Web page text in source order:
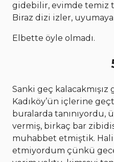
gidebilir, evimde temiz
Biraz dizi izler, uyumaya
Elbette öyle olmadı.
Sanki geç kalacakmışız
Kadıköy’ün içlerine
buralarda tanınıyordu,
vermiş, birkaç bar
muhabbet etmiştik.
etmiyordum çünkü